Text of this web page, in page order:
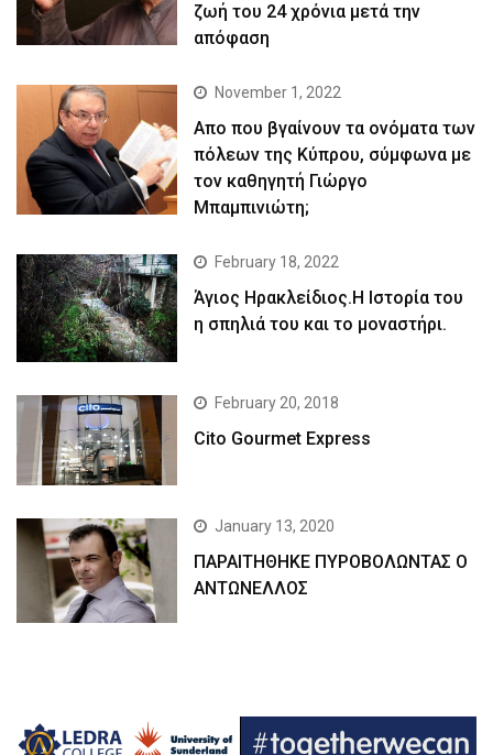
ζωή του 24 χρόνια μετά την
απόφαση
November 1, 2022
Απο που βγαίνουν τα ονόματα των
πόλεων της Κύπρου, σύμφωνα με
τον καθηγητή Γιώργο
Μπαμπινιώτη;
February 18, 2022
Άγιος Ηρακλείδιος.Η Ιστορία του
η σπηλιά του και το μοναστήρι.
February 20, 2018
Cito Gourmet Express
January 13, 2020
ΠΑΡΑΙΤΗΘΗΚΕ ΠΥΡΟΒΟΛΩΝΤΑΣ Ο
ΑΝΤΩΝΕΛΛΟΣ